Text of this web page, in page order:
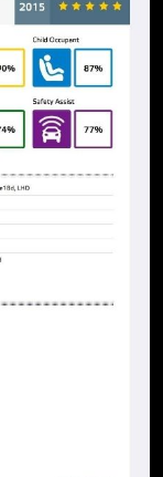
的外型另外一
，結果不
知道，原來
？？？？
是X1定位就